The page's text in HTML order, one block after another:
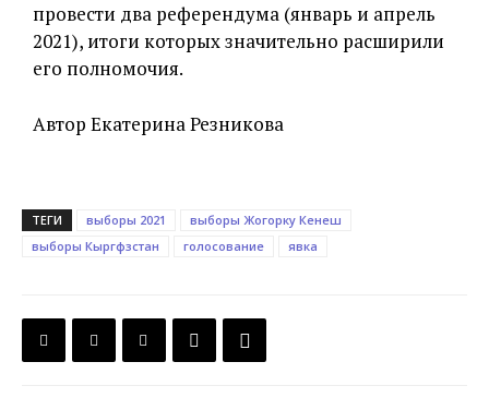
провести два референдума (январь и апрель
2021), итоги которых значительно расширили
его полномочия.
Автор Екатерина Резникова
ТЕГИ выборы 2021
выборы Жогорку Кенеш
выборы Кыргфзстан
голосование явка